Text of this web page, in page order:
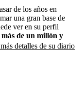
de los años en
una gran base de
ver en su perfil
de un millón y
detalles de su diario